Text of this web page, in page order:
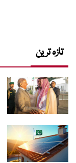
تازہ ترین